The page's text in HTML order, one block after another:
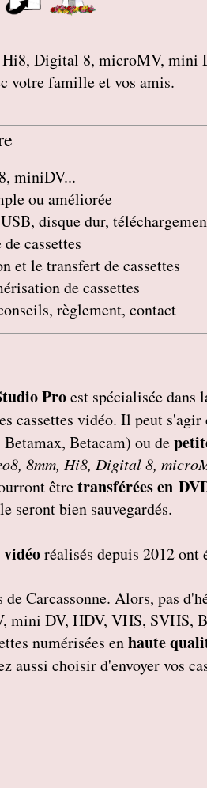
Digital 8, microMV, mini
votre famille et vos amis.
miniDV...
ou améliorée
disque dur,
cassettes
et le transfert de cassettes
de cassettes
règlement, contact
Proest spécialisée dans
cassettes vidéo. Il peut s'agir
Betacam) ou de
8mm, Hi8, Digital 8,
êtretransférées en
seront bien sauvegardés.
vidéoréalisés depuis 2012 ont
de Carcassonne. Alors, pas
DV, HDV, VHS, SVHS,
numérisées enhaute
aussi choisir d'envoyer vos